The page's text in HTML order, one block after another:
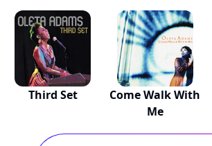
Third Set
Come Walk With
Me